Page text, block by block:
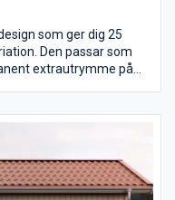
som ger dig 25
Den passar som
extrautrymme på
till.